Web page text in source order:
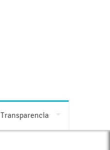
Transparencia